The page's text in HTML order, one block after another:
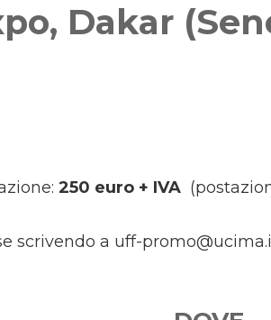
Dakar
250 euro + IVA
scrivendo a uff-